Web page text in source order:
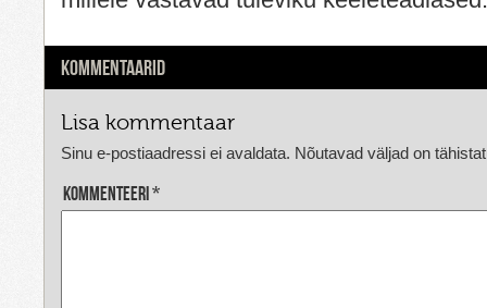
KOMMENTAARID
Lisa kommentaar
Sinu e-postiaadressi ei avaldata. Nõutavad väljad on
Kommenteeri*